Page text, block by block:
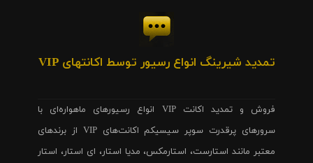
تمدید شیرینگ انواع رسیور توسط اکانتهای VIP
فروش و تمدید اکانت VIP انواع رسیورهای ماهواره‌ای با
سرورهای پرقدرت سوپر سیسیکم اکانت‌های VIP از برندهای
معتبر مانند استارست، استارمکس، مدیا استار، ای استار، استار